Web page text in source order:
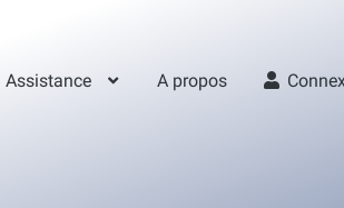
Assistance A propos